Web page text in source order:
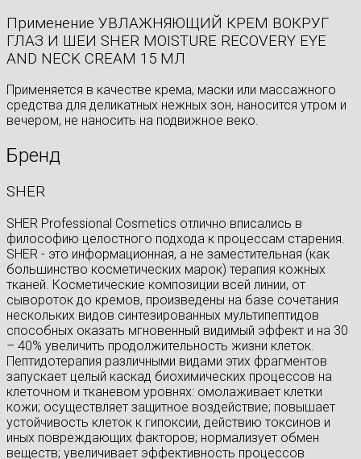
Применение УВЛАЖНЯЮЩИЙ КРЕМ ВОКРУГ
ГЛАЗ И ШЕИ SHER MOISTURE RECOVERY EYE
AND NECK CREAM 15 МЛ
Применяется в качестве крема, маски или массажного
средства для деликатных нежных зон, наносится утром и
вечером, не наносить на подвижное веко.
Бренд
SHER
SHER Professional Cosmetics отлично вписались в
философию целостного подхода к процессам старения.
SHER - это информационная, а не заместительная (как
большинство косметических марок) терапия кожных
тканей. Косметические композиции всей линии, от
сывороток до кремов, произведены на базе сочетания
нескольких видов синтезированных мультипептидов
способных оказать мгновенный видимый эффект и на 30
– 40% увеличить продолжительность жизни клеток.
Пептидотерапия различными видами этих фрагментов
запускает целый каскад биохимических процессов на
клеточном и тканевом уровнях: омолаживает клетки
кожи; осуществляет защитное воздействие; повышает
устойчивость клеток к гипоксии, действию токсинов и
иных повреждающих факторов; нормализует обмен
веществ; увеличивает эффективность процессов